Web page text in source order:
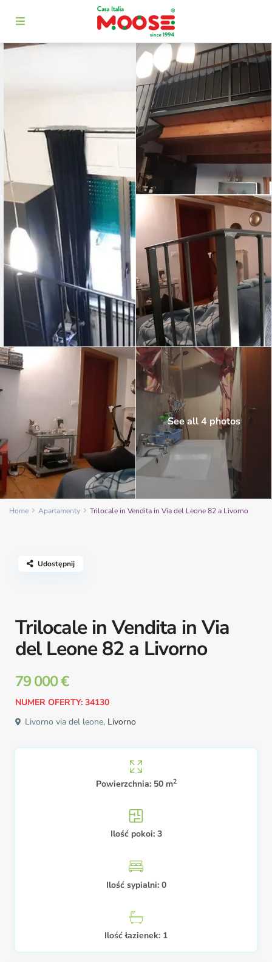
See all 4 photos
Home Apartamenty Trilocale in Vendita in Via del Leone 82 a Livorno
Trilocale in Vendita in Via
del Leone 82 a Livorno
79 000 €
NUMER OFERTY: 34130
Livorno via del leone, Livorno
Udostępnij
Powierzchnia: 50 m2
Ilość pokoi: 3
Ilość sypialni: 0
Ilość łazienek: 1